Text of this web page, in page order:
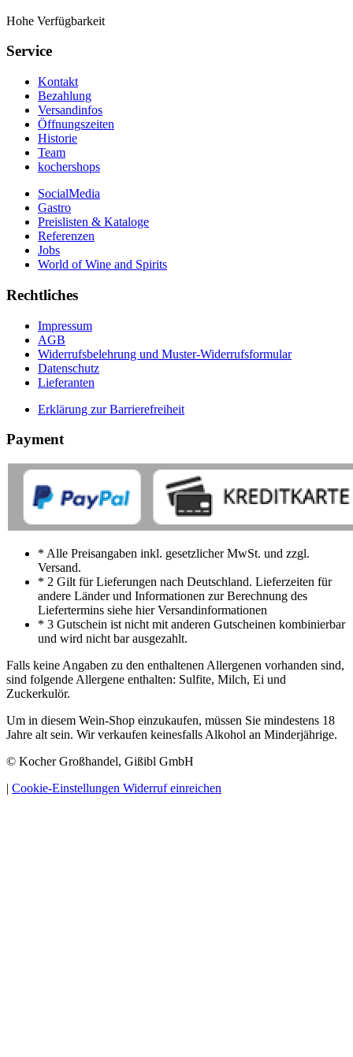
Hohe Verfügbarkeit
Service
Kontakt
Bezahlung
Versandinfos
Öffnungszeiten
Historie
Team
kochershops
SocialMedia
Gastro
Preislisten & Kataloge
Referenzen
Jobs
World of Wine and Spirits
Rechtliches
Impressum
AGB
Widerrufsbelehrung und Muster-Widerrufsformular
Datenschutz
Lieferanten
Erklärung zur Barrierefreiheit
Payment
* Alle Preisangaben inkl. gesetzlicher MwSt. und zzgl.
Versand.
* 2 Gilt für Lieferungen nach Deutschland. Lieferzeiten für
andere Länder und Informationen zur Berechnung des
Liefertermins siehe hier Versandinformationen
* 3 Gutschein ist nicht mit anderen Gutscheinen kombinierbar
und wird nicht bar ausgezahlt.
Falls keine Angaben zu den enthaltenen Allergenen vorhanden sind,
sind folgende Allergene enthalten: Sulfite, Milch, Ei und
Zuckerkulör.
Um in diesem Wein-Shop einzukaufen, müssen Sie mindestens 18
Jahre alt sein. Wir verkaufen keinesfalls Alkohol an Minderjährige.
© Kocher Großhandel, Gißibl GmbH
| Cookie-Einstellungen Widerruf einreichen